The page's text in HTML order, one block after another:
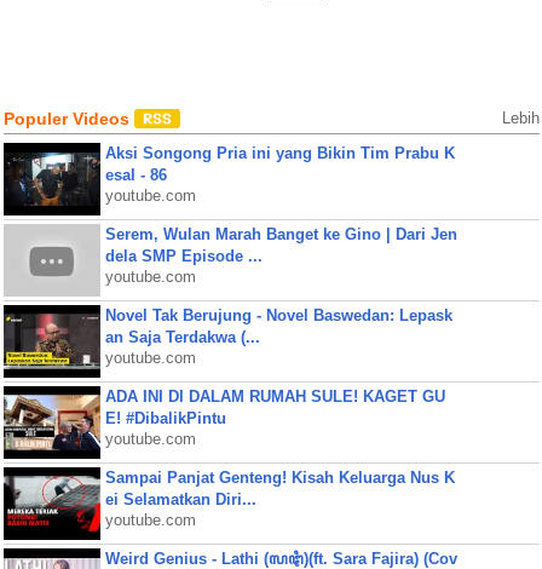
Populer Videos Lebih
Aksi Songong Pria ini yang Bikin Tim Prabu K
esal - 86
youtube.com
Serem, Wulan Marah Banget ke Gino | Dari Jen
dela SMP Episode ...
youtube.com
Novel Tak Berujung - Novel Baswedan: Lepask
an Saja Terdakwa (...
youtube.com
ADA INI DI DALAM RUMAH SULE! KAGET GU
E! #DibalikPintu
youtube.com
Sampai Panjat Genteng! Kisah Keluarga Nus K
ei Selamatkan Diri...
youtube.com
Weird Genius - Lathi (ꦭꦛꦶ)(ft. Sara Fajira) (Cov